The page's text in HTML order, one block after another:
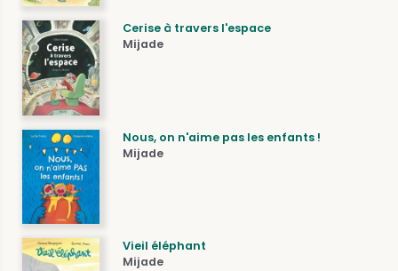
Cerise à travers l'espace
Mijade
Nous, on n'aime pas les enfants !
Mijade
Vieil éléphant
Mijade